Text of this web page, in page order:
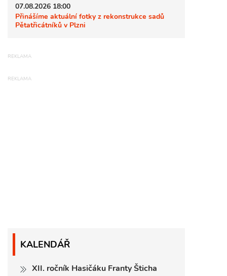
07.08.2026 18:00
Přinášíme aktuální fotky z rekonstrukce sadů
Pětatřicátníků v Plzni
KALENDÁŘ
XII. ročník Hasičáku Franty Šticha